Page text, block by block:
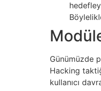
Günümüzde
Hacking
kullanıcı